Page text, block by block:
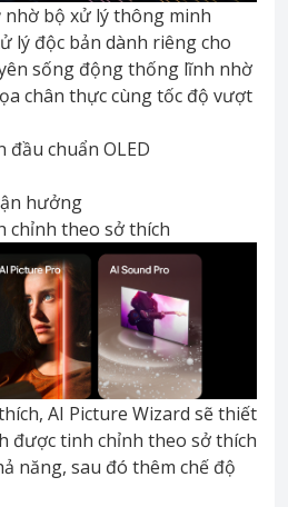
bộ xử lý thông minh
lý độc bản dành riêng cho
sống động thống lĩnh nhờ
chân thực cùng tốc độ vượt
chuẩn OLED
hưởng
chỉnh theo sở thích
AI Picture Wizard sẽ thiết
được tinh chỉnh theo sở thích
năng, sau đó thêm chế độ